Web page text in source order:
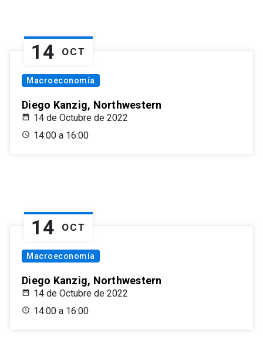
14 OCT
Macroeconomía
Diego Kanzig, Northwestern
14 de Octubre de 2022
14:00 a 16:00
14 OCT
Macroeconomía
Diego Kanzig, Northwestern
14 de Octubre de 2022
14:00 a 16:00